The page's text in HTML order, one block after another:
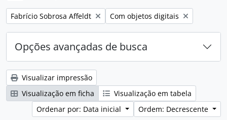
Remover filtro:
Fabrício Sobrosa Affeldt Remover filtro:
Com objetos digitais
Opções avançadas de busca
Visualizar impressão
Visualização em ficha
Visualização em tabela
Ordenar por: Data inicial
Ordem: Decrescente